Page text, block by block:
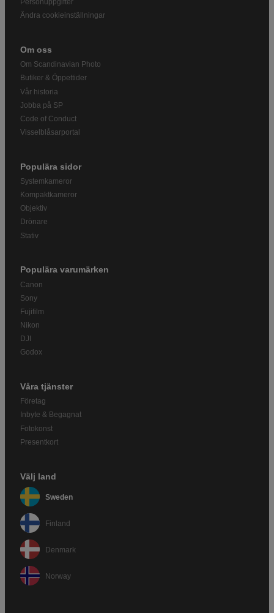
Personuppgifter
Ändra cookieinställningar
Om oss
Om Scandinavian Photo
Butiker & Öppettider
Vår historia
Jobba på SP
Code of Conduct
Visselblåsarportal
Populära sidor
Systemkameror
Kompaktkameror
Objektiv
Drönare
Stativ
Populära varumärken
Canon
Sony
Fujifilm
Nikon
DJI
Godox
Våra tjänster
Företag
Inbyte & Begagnat
Fotokonst
Presentkort
Välj land
Sweden
Finland
Denmark
Norway